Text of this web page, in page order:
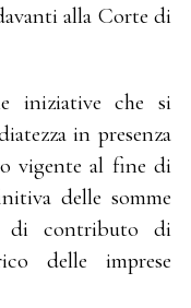
alla Corte di
iniziative che si
in presenza
vigente al fine di
delle somme
di contributo di
delle imprese